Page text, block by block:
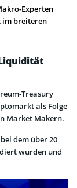
Experten
im breiteren
Treasury
als Folge
Market Makern.
dem über 20
wurden und